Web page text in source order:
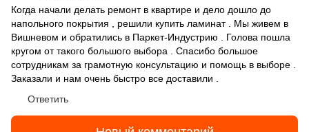
Когда начали делать ремонт в квартире и дело дошло до
напольного покрытия , решили купить ламинат . Мы живем в
Вишневом и обратились в Паркет-Индустрию . Голова пошла
кругом от такого большого выбора . Спасибо большое
сотрудникам за грамотную консультацию и помощь в выборе .
Заказали и нам очень быстро все доставили .
Ответить